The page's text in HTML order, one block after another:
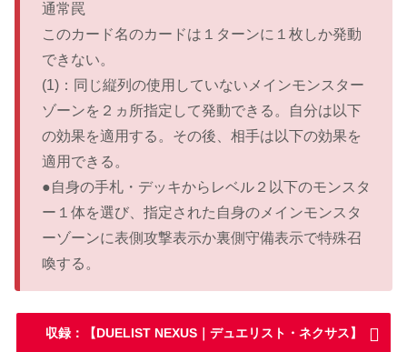
通常罠
このカード名のカードは１ターンに１枚しか発動
できない。
(1)：同じ縦列の使用していないメインモンスター
ゾーンを２ヵ所指定して発動できる。自分は以下
の効果を適用する。その後、相手は以下の効果を
適用できる。
●自身の手札・デッキからレベル２以下のモンスタ
ー１体を選び、指定された自身のメインモンスタ
ーゾーンに表側攻撃表示か裏側守備表示で特殊召
喚する。
収録：【DUELIST NEXUS｜デュエリスト・ネクサス】